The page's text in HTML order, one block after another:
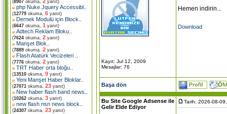
(8907 okuma, yanıt)
php Nuke Jquery Accessibl
(12779 okuma, 6 yanıt)
Dernek Modulü için Block
(6647 okuma, 1 yanıt)
Adtech Reklam Bloku
(7624 okuma, 2 yanıt)
Manşet Blok
(7889 okuma, 2 yanıt)
Flash Atatürk Vecizeleri
(7776 okuma, 2 yanıt)
TRT Haber orta bloğu
(13510 okuma, 9 yanıt)
Yeni Manşet Haber Bloklar..
(27071 okuma, 23 yanıt)
New haber flash band news
(10262 okuma, 3 yanıt)
new flash nsn news block
(24307 okuma, 23 yanıt)
Kayıt: Jul 12, 2009
Mesajlar: 76
Hemen indirin...
Download
Başa dön
Bu Site Google Adsense ile
Gelir Elde Ediyor
Tarih: 2026-08-